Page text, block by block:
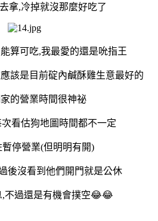
拿,冷掉就沒那麼好吃了
算可吃,我最愛的還是吮指王
該是目前碇內鹹酥雞生意最好的
的營業時間很神祕
看估狗地圖時間都不一定
暫停營業(但明明有開)
後沒看到他們開門就是公休
,不過還是有機會撲空😂😂